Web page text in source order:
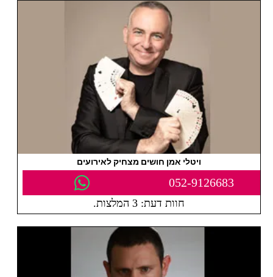
ויטלי אמן חושים מצחיק לאירועים
052-9126683
חוות דעת: 3 המלצות.